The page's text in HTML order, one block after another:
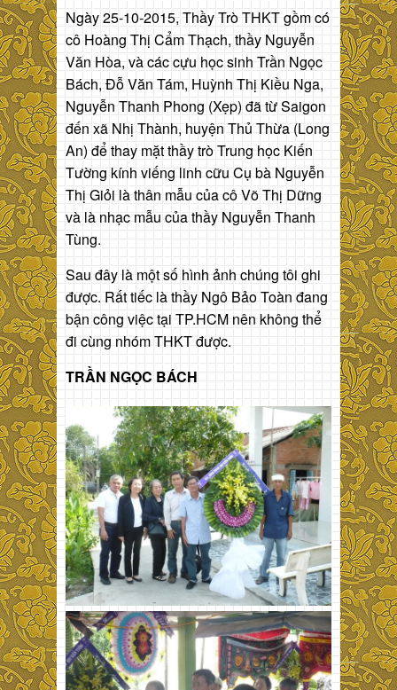
Ngày 25-10-2015, Thầy Trò THKT gồm có
cô Hoàng Thị Cẩm Thạch, thầy Nguyễn
Văn Hòa, và các cựu học sinh Trần Ngọc
Bách, Đỗ Văn Tám, Huỳnh Thị Kiều Nga,
Nguyễn Thanh Phong (Xẹp) đã từ Saigon
đến xã Nhị Thành, huyện Thủ Thừa (Long
An) để thay mặt thầy trò Trung học Kiến
Tường kính viếng linh cữu Cụ bà Nguyễn
Thị Giỏi là thân mẫu của cô Võ Thị Dững
và là nhạc mẫu của thầy Nguyễn Thanh
Tùng.
Sau đây là một số hình ảnh chúng tôi ghi
được. Rất tiếc là thầy Ngô Bảo Toàn đang
bận công việc tại TP.HCM nên không thể
đi cùng nhóm THKT được.
TRẦN NGỌC BÁCH